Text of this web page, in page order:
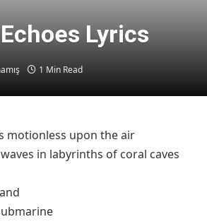
Lyrics
1 Min Read
motionless upon the air
in labyrinths of coral caves